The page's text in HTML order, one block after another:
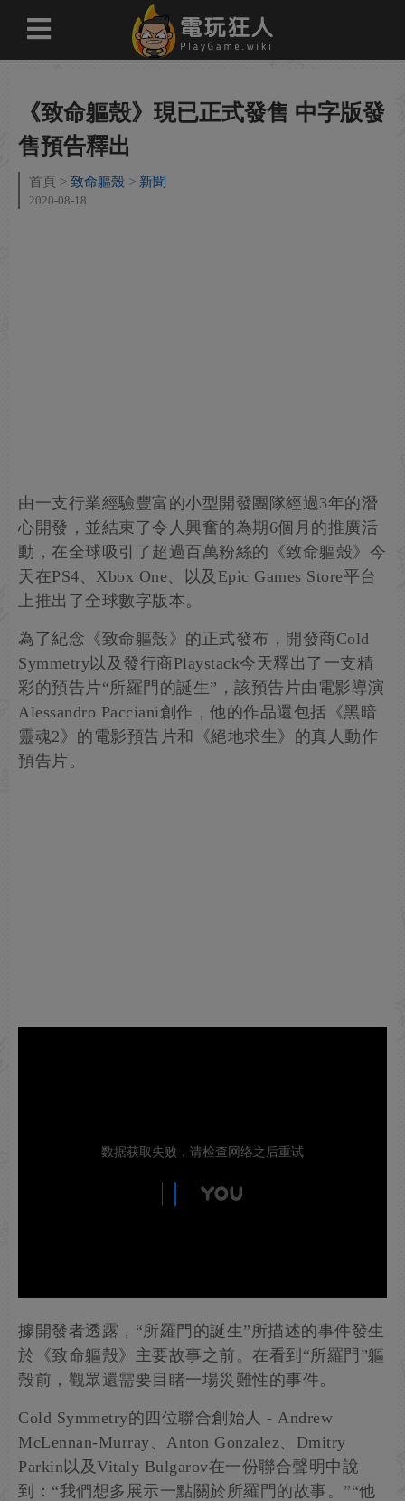
《致命軀殼》現已正式發售 中字版發
售預告釋出
首頁 致命軀殼 新聞
2020-08-18
由一支行業經驗豐富的小型開發團隊經過3年的潛
心開發，並結束了令人興奮的為期6個月的推廣活
動，在全球吸引了超過百萬粉絲的《致命軀殼》今
天在PS4、Xbox One、以及Epic Games Store平台
上推出了全球數字版本。
為了紀念《致命軀殼》的正式發布，開發商Cold
Symmetry以及發行商Playstack今天釋出了一支精
彩的預告片“所羅門的誕生”，該預告片由電影導演
Alessandro Pacciani創作，他的作品還包括《黑暗
靈魂2》的電影預告片和《絕地求生》的真人動作
預告片。
據開發者透露，“所羅門的誕生”所描述的事件發生
於《致命軀殼》主要故事之前。在看到“所羅門”軀
殼前，觀眾還需要目睹一場災難性的事件。
Cold Symmetry的四位聯合創始人 - Andrew
McLennan-Murray、Anton Gonzalez、Dmitry
Parkin以及Vitaly Bulgarov在一份聯合聲明中說
到：“我們想多展示一點關於所羅門的故事。”“他